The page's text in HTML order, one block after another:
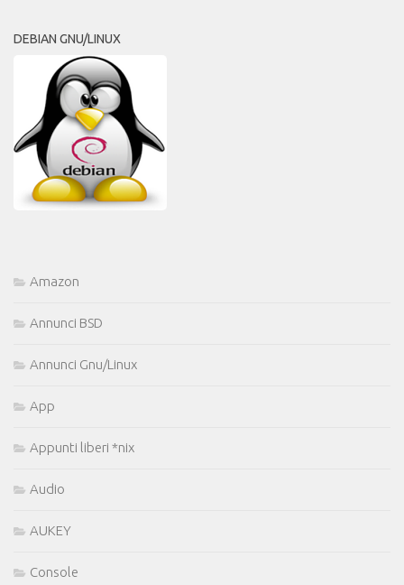
DEBIAN GNU/LINUX
Amazon
Annunci BSD
Annunci Gnu/Linux
App
Appunti liberi *nix
Audio
AUKEY
Console